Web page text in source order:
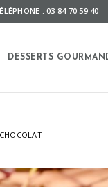
: 03 84 70 59 40
DESSERTS